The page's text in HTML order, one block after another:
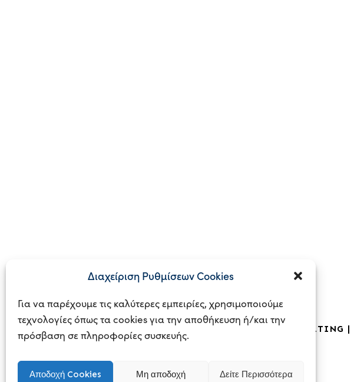
Διαχείριση Ρυθμίσεων Cookies
Για να παρέχουμε τις καλύτερες εμπειρίες, χρησιμοποιούμε
τεχνολογίες όπως τα cookies για την αποθήκευση ή/και την
πρόσβαση σε πληροφορίες συσκευής.
Αποδοχή Cookies Μη αποδοχή Δείτε Περισσότερα
© 2023 BUSINESS CONSULTING |